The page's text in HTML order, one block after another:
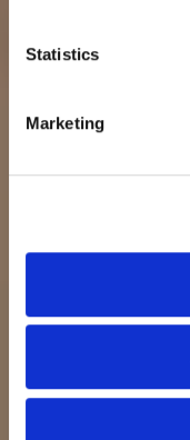
Statistics
Marketing